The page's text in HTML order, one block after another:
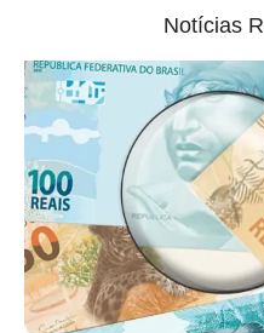
Notícias